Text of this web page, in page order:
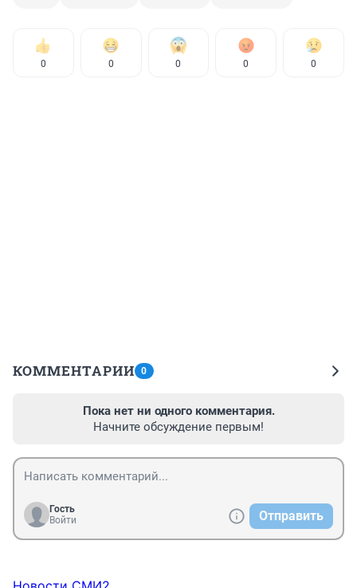
0 0 0 0 0
КОММЕНТАРИИ 0
Пока нет ни одного комментария.
Начните обсуждение первым!
Гость
Войти
Отправить